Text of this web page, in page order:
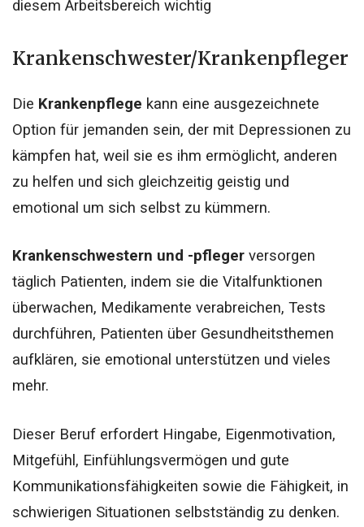
diesem Arbeitsbereich wichtig
Krankenschwester/Krankenpfleger
Die Krankenpflege kann eine ausgezeichnete
Option für jemanden sein, der mit Depressionen zu
kämpfen hat, weil sie es ihm ermöglicht, anderen
zu helfen und sich gleichzeitig geistig und
emotional um sich selbst zu kümmern.
Krankenschwestern und -pfleger versorgen
täglich Patienten, indem sie die Vitalfunktionen
überwachen, Medikamente verabreichen, Tests
durchführen, Patienten über Gesundheitsthemen
aufklären, sie emotional unterstützen und vieles
mehr.
Dieser Beruf erfordert Hingabe, Eigenmotivation,
Mitgefühl, Einfühlungsvermögen und gute
Kommunikationsfähigkeiten sowie die Fähigkeit, in
schwierigen Situationen selbstständig zu denken.